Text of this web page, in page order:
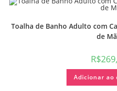
Toalha de Banho Adulto com
de
R$
Adicionar ao